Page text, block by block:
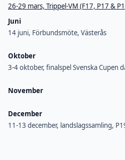
26-29 mars, Trippel-VM (F17, P17 &
Juni
14 juni, Förbundsmöte, Västerås
Oktober
3-4 oktober, finalspel Svenska Cupen
November
December
11-13 december, landslagssamling,